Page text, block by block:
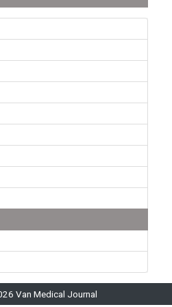
Van Medical Journal